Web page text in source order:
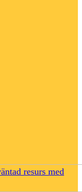
resurs med